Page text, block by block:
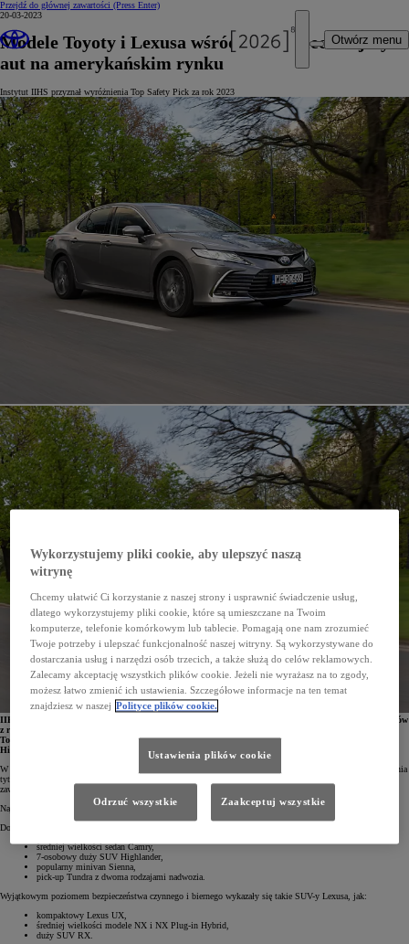
Przejdź do głównej zawartości (Press Enter)
Otwórz menu
20-03-2023
Modele Toyoty i Lexusa wśród najbezpieczniejszych
aut na amerykańskim rynku
Instytut IIHS przyznał wyróżnienia Top Safety Pick za rok 2023
IIHS, czyli Insurance Institute for Highway Safety, opublikował listę najbezpieczniejszych samochodów
z rocznika 2023 na amerykańskim rynku. Najwięcej wyróżnień ze wszystkich producentów zdobyła
Toyota Motor Corporation – 15. Nagrodzono m.in. takie modele, jak Corolla, RAV4, Camry,
Highlander, Lexus UX, NX, RX i ES 350.
W 2023 roku amerykański instytut IIHS, będący odpowiednikiem Euro NCAP, zaostrzył kryteria przyznawania
tytułów Top Safety Pick + oraz Top Safety Pick. Stąd też tegoroczna lista najbezpieczniejszych samochodów
zawiera o połowę mniej samochodów niż miało to miejsce w roku 2022.
Najwyższe wyróżnienie – Top Safety Pick + – otrzymało 5 modeli Toyoty oraz wszystkie SUV-y Lexusa.
Do najbezpieczniejszych samochodów, jakie można kupić w amerykańskich salonach Toyoty, należą:
średniej wielkości sedan Camry,
7-osobowy duży SUV Highlander,
popularny minivan Sienna,
pick-up Tundra z dwoma rodzajami nadwozia.
Wyjątkowym poziomem bezpieczeństwa czynnego i biernego wykazały się takie SUV-y Lexusa, jak:
kompaktowy Lexus UX,
średniej wielkości modele NX i NX Plug-in Hybrid,
duży SUV RX.
Wykorzystujemy pliki cookie, aby ulepszyć naszą
witrynę
Chcemy ułatwić Ci korzystanie z naszej strony i usprawnić świadczenie usług,
dlatego wykorzystujemy pliki cookie, które są umieszczane na Twoim
komputerze, telefonie komórkowym lub tablecie. Pomagają one nam zrozumieć
Twoje potrzeby i ulepszać funkcjonalność naszej witryny. Są wykorzystywane do
dostarczania usług i narzędzi osób trzecich, a także służą do celów reklamowych.
Zalecamy akceptację wszystkich plików cookie. Jeżeli nie wyrażasz na to zgody,
możesz łatwo zmienić ich ustawienia. Szczegółowe informacje na ten temat
znajdziesz w naszej Polityce plików cookie.
Ustawienia plików cookie
Odrzuć wszystkie Zaakceptuj wszystkie